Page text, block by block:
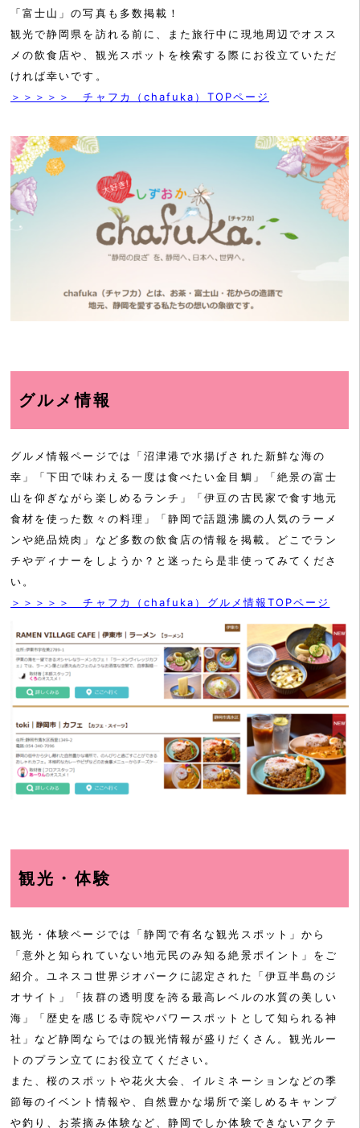
「富士山」の写真も多数掲載！
観光で静岡県を訪れる前に、また旅行中に現地周辺でオスス
メの飲食店や、観光スポットを検索する際にお役立ていただ
ければ幸いです。
＞＞＞＞＞ チャフカ（chafuka）TOPページ
グルメ情報
グルメ情報ページでは「沼津港で水揚げされた新鮮な海の
幸」「下田で味わえる一度は食べたい金目鯛」「絶景の富士
山を仰ぎながら楽しめるランチ」「伊豆の古民家で食す地元
食材を使った数々の料理」「静岡で話題沸騰の人気のラーメ
ンや絶品焼肉」など多数の飲食店の情報を掲載。どこでラン
チやディナーをしようか？と迷ったら是非使ってみてくださ
い。
＞＞＞＞＞ チャフカ（chafuka）グルメ情報TOPページ
観光・体験
観光・体験ページでは「静岡で有名な観光スポット」から
「意外と知られていない地元民のみ知る絶景ポイント」をご
紹介。ユネスコ世界ジオパークに認定された「伊豆半島のジ
オサイト」「抜群の透明度を誇る最高レベルの水質の美しい
海」「歴史を感じる寺院やパワースポットとして知られる神
社」など静岡ならではの観光情報が盛りだくさん。観光ルー
トのプラン立てにお役立てください。
また、桜のスポットや花火大会、イルミネーションなどの季
節毎のイベント情報や、自然豊かな場所で楽しめるキャンプ
や釣り、お茶摘み体験など、静岡でしか体験できないアクテ